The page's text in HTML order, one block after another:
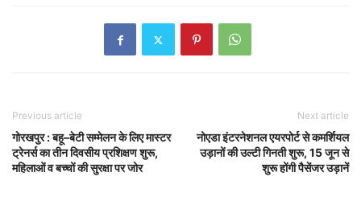
Previous article
गोरखपुर : बहू–बेटी सम्मेलन के लिए मास्टर
ट्रेनर्स का तीन दिवसीय प्रशिक्षण शुरू,
महिलाओं व बच्चों की सुरक्षा पर जोर
Next article
नोएडा इंटरनेशनल एयरपोर्ट से कमर्शियल
उड़ानों की उल्टी गिनती शुरू, 15 जून से
शुरू होंगी पैसेंजर उड़ानें